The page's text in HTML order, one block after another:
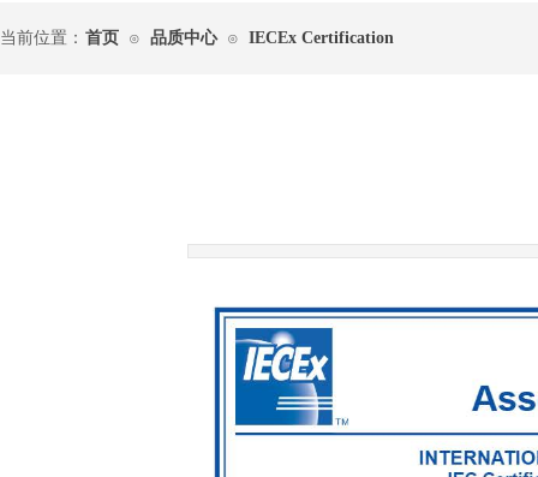
当前位置： 首页 ⊙ 品质中心 ⊙ IECEx Certification